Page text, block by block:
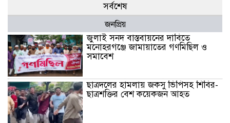
সর্বশেষ
জনপ্রিয়
জুলাই সনদ বাস্তবায়নের দাবিতে
মনোহরগঞ্জে জামায়াতের গণমিছিল ও
সমাবেশ
ছাত্রদলের হামলায় জকসু ভিপিসহ শিবির-
ছাত্রশক্তির বেশ কয়েকজন আহত